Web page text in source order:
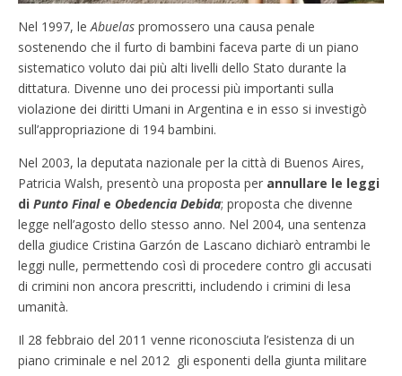
Nel 1997, leAbuelas promossero una causa penale
sostenendo che il furto di bambini faceva parte di un piano
sistematico voluto dai più alti livelli dello Stato durante la
dittatura. Divenne uno dei processi più importanti sulla
violazione dei diritti Umani in Argentina e in esso si investigò
sull’appropriazione di 194 bambini.
Nel 2003, la deputata nazionale per la città di Buenos Aires,
Patricia Walsh, presentò una proposta per annullare le leggi
di Punto Finale Obedencia Debida; proposta che divenne
legge nell’agosto dello stesso anno. Nel 2004, una sentenza
della giudice Cristina Garzón de Lascano dichiarò entrambi le
leggi nulle, permettendo così di procedere contro gli accusati
di crimini non ancora prescritti, includendo i crimini di lesa
umanità.
Il 28 febbraio del 2011 venne riconosciuta l’esistenza di un
piano criminale e nel 2012 gli esponenti della giunta militare